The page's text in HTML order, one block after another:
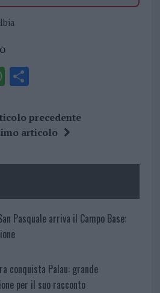
W
at
s
p
S
a
re
precedente
articolo
Pasquale arriva il Campo Base:
conquista Palau: grande
per il suo racconto